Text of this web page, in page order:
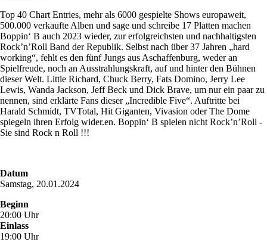
Top 40 Chart Entries, mehr als 6000 gespielte Shows europaweit,
500.000 verkaufte Alben und sage und schreibe 17 Platten machen
Boppin‘ B auch 2023 wieder, zur erfolgreichsten und nachhaltigsten
Rock’n’Roll Band der Republik. Selbst nach über 37 Jahren „hard
working“, fehlt es den fünf Jungs aus Aschaffenburg, weder an
Spielfreude, noch an Ausstrahlungskraft, auf und hinter den Bühnen
dieser Welt. Little Richard, Chuck Berry, Fats Domino, Jerry Lee
Lewis, Wanda Jackson, Jeff Beck und Dick Brave, um nur ein paar zu
nennen, sind erklärte Fans dieser „Incredible Five“. Auftritte bei
Harald Schmidt, TVTotal, Hit Giganten, Vivasion oder The Dome
spiegeln ihren Erfolg wider.en. Boppin‘ B spielen nicht Rock’n’Roll -
Sie sind Rock n Roll !!!
Datum
Samstag, 20.01.2024
Beginn
20:00 Uhr
Einlass
19:00 Uhr